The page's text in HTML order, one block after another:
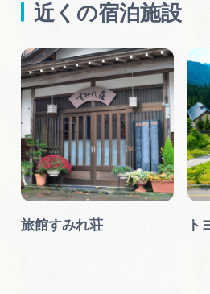
近くの宿泊施設
旅館すみれ荘 ト